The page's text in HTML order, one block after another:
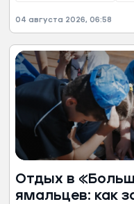
04 августа 2026, 06:58
Отдых в
ямальцев: как